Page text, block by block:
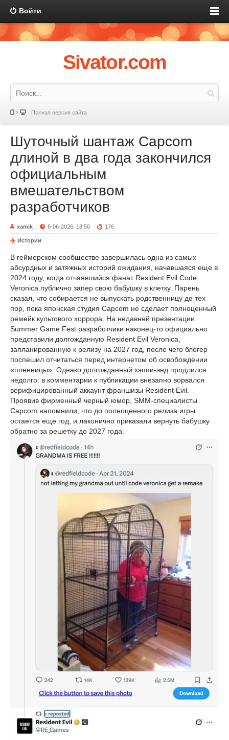
Войти
Sivator.com
Полная версия сайта
Шуточный шантаж Capcom
длиной в два года закончился
официальным
вмешательством
разработчиков
xamik 8-06-2026, 18:50 176
Истории
В геймерском сообществе завершилась одна из самых
абсурдных и затяжных историй ожидания, начавшаяся еще в
2024 году, когда отчаявшийся фанат Resident Evil Code:
Veronica публично запер свою бабушку в клетку. Парень
сказал, что собирается не выпускать родственницу до тех
пор, пока японская студия Capcom не сделает полноценный
ремейк культового хоррора. На недавней презентации
Summer Game Fest разработчики наконец-то официально
представили долгожданную Resident Evil Veronica,
запланированную к релизу на 2027 год, после чего блогер
поспешил отчитаться перед интернетом об освобождении
«пленницы». Однако долгожданный хэппи-энд продлился
недолго: в комментарии к публикации внезапно ворвался
верифицированный аккаунт франшизы Resident Evil.
Проявив фирменный черный юмор, SMM-специалисты
Capcom напомнили, что до полноценного релиза игры
остается еще год, и лаконично приказали вернуть бабушку
обратно за решетку до 2027 года.